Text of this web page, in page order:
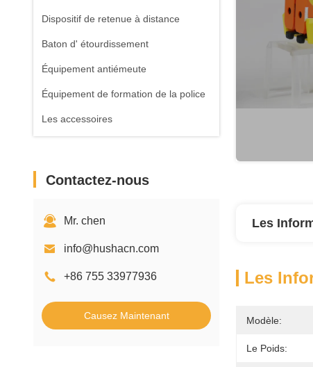
Dispositif de retenue à distance
Baton d' étourdissement
Équipement antiémeute
Équipement de formation de la police
Les accessoires
Contactez-nous
Mr. chen
info@hushacn.com
+86 755 33977936
Causez Maintenant
Les
Les
Modèle:
Le Poids: